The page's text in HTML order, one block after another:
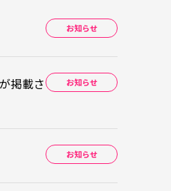
お知らせ
掲載さ
お知らせ
お知らせ